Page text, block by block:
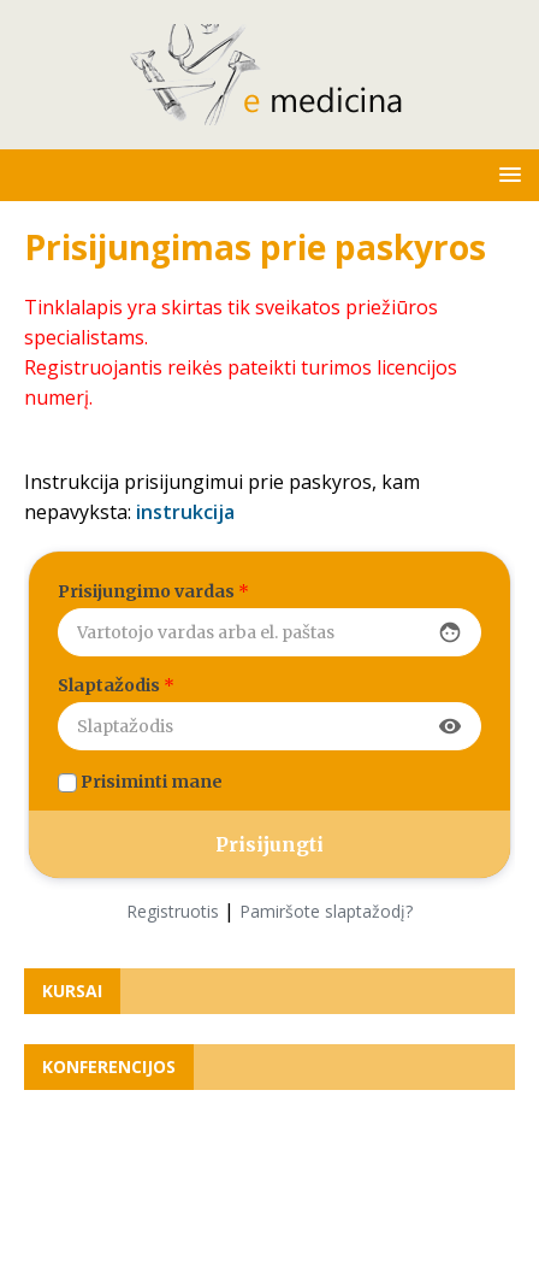
Prisijungimas prie paskyros
Tinklalapis yra skirtas tik sveikatos priežiūros
specialistams.
Registruojantis reikės pateikti turimos licencijos
numerį.
Instrukcija prisijungimui prie paskyros, kam
nepavyksta: instrukcija
Prisijungimo vardas *
face
Slaptažodis *
visibility
Prisiminti mane
Registruotis | Pamiršote slaptažodį?
KURSAI
KONFERENCIJOS